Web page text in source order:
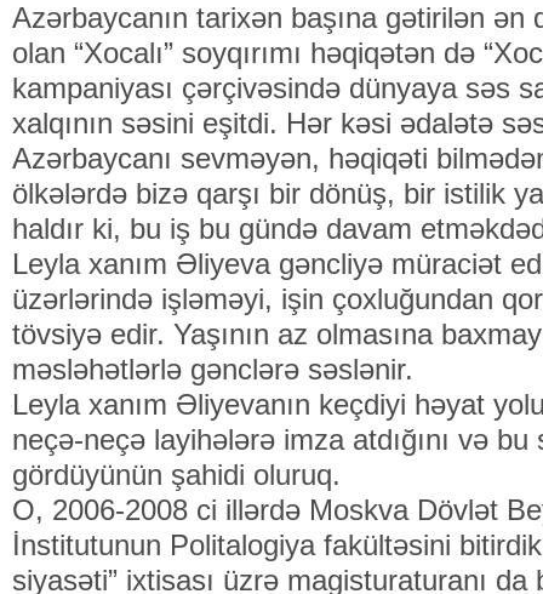
Azərbaycanın tarixən başına gətirilən ən
olan “Xocalı” soyqırımı həqiqətən də
kampaniyası çərçivəsində dünyaya səs
xalqının səsini eşitdi. Hər kəsi ədalətə
Azərbaycanı sevməyən, həqiqəti
ölkələrdə bizə qarşı bir dönüş, bir istilik
haldır ki, bu iş bu gündə davam
Leyla xanım Əliyeva gəncliyə müraciət
üzərlərində işləməyi, işin çoxluğundan
tövsiyə edir. Yaşının az olmasına
məsləhətlərlə gənclərə səslənir.
Leyla xanım Əliyevanın keçdiyi həyat
neçə-neçə layihələrə imza atdığını və
gördüyünün şahidi oluruq.
O, 2006-2008 ci illərdə Moskva Dövlət
İnstitutunun Politalogiya fakültəsini
siyasəti” ixtisası üzrə magisturaturanı da